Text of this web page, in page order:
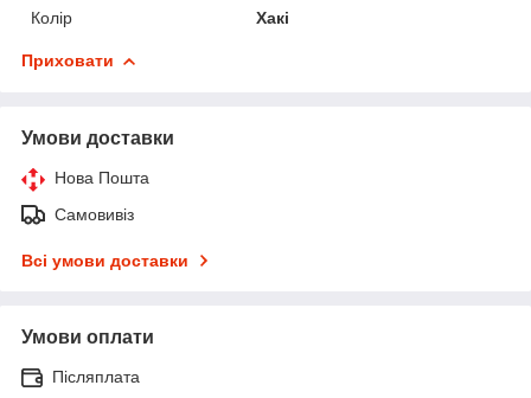
Колір
Хакі
Приховати
Умови доставки
Нова Пошта
Самовивіз
Всі умови доставки
Умови оплати
Післяплата